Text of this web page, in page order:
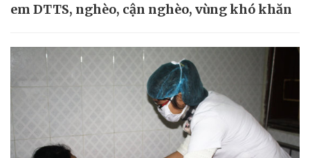
em DTTS, nghèo, cận nghèo, vùng khó khăn